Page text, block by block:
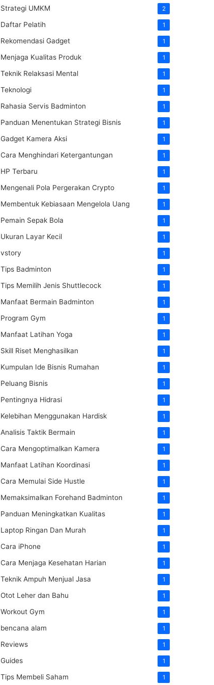
Strategi UMKM 2
Daftar Pelatih 1
Rekomendasi Gadget 1
Menjaga Kualitas Produk 1
Teknik Relaksasi Mental 1
Teknologi 1
Rahasia Servis Badminton 1
Panduan Menentukan Strategi Bisnis 1
Gadget Kamera Aksi 1
Cara Menghindari Ketergantungan 1
HP Terbaru 1
Mengenali Pola Pergerakan Crypto 1
Membentuk Kebiasaan Mengelola Uang 1
Pemain Sepak Bola 1
Ukuran Layar Kecil 1
vstory 1
Tips Badminton 1
Tips Memilih Jenis Shuttlecock 1
Manfaat Bermain Badminton 1
Program Gym 1
Manfaat Latihan Yoga 1
Skill Riset Menghasilkan 1
Kumpulan Ide Bisnis Rumahan 1
Peluang Bisnis 1
Pentingnya Hidrasi 1
Kelebihan Menggunakan Hardisk 1
Analisis Taktik Bermain 1
Cara Mengoptimalkan Kamera 1
Manfaat Latihan Koordinasi 1
Cara Memulai Side Hustle 1
Memaksimalkan Forehand Badminton 1
Panduan Meningkatkan Kualitas 1
Laptop Ringan Dan Murah 1
Cara iPhone 1
Cara Menjaga Kesehatan Harian 1
Teknik Ampuh Menjual Jasa 1
Otot Leher dan Bahu 1
Workout Gym 1
bencana alam 1
Reviews 1
Guides 1
Tips Membeli Saham 1